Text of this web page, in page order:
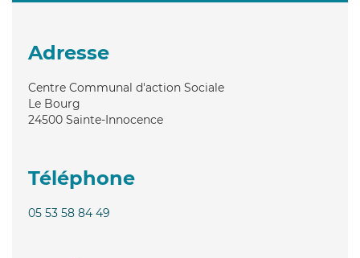
Adresse
Centre Communal d'action Sociale
Le Bourg
24500 Sainte-Innocence
Téléphone
05 53 58 84 49